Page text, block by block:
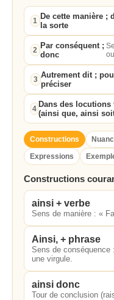
1 De cette manière ;
la sorte
2 Par conséquent ;
donc
3 Autrement dit ;
préciser
4 Dans des locutions
(ainsi que, ainsi
Constructions
Expressions
Constructions
ainsi + verbe
Sens de manière : «
Ainsi, + phrase
Sens de conséquence
une virgule.
ainsi donc
Tour de conclusion